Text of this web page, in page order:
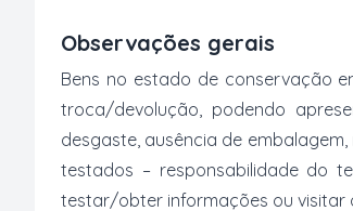
Observações gerais
Bens no estado de conservação
troca/devolução, podendo
desgaste, ausência de
testados – responsabilidade do
testar/obter informações ou visitar